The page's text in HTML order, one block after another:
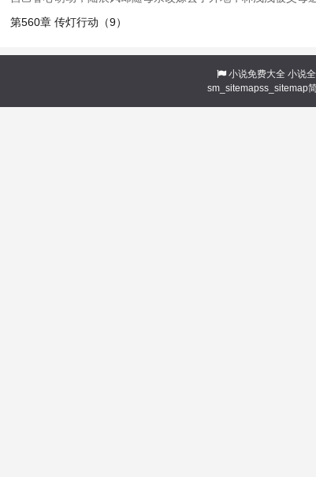
家，去了广州。她以为，再也不也会相见！她一心工作，却
第560章 传灯行动（9）
小说免费大全 小说
sm_sitemapss_sitemap